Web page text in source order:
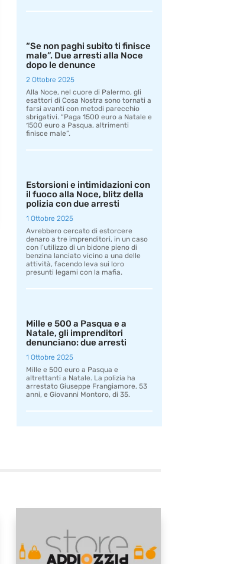
“Se non paghi subito ti finisce
male”. Due arresti alla Noce
dopo le denunce
2 Ottobre 2025
Alla Noce, nel cuore di Palermo, gli
esattori di Cosa Nostra sono tornati a
farsi avanti con metodi parecchio
sbrigativi. “Paga 1500 euro a Natale e
1500 euro a Pasqua, altrimenti
finisce male”.
Estorsioni e intimidazioni con
il fuoco alla Noce, blitz della
polizia con due arresti
1 Ottobre 2025
Avrebbero cercato di estorcere
denaro a tre imprenditori, in un caso
con l’utilizzo di un bidone pieno di
benzina lanciato vicino a una delle
attività, facendo leva sui loro
presunti legami con la mafia.
Mille e 500 a Pasqua e a
Natale, gli imprenditori
denunciano: due arresti
1 Ottobre 2025
Mille e 500 euro a Pasqua e
altrettanti a Natale. La polizia ha
arrestato Giuseppe Frangiamore, 53
anni, e Giovanni Montoro, di 35.